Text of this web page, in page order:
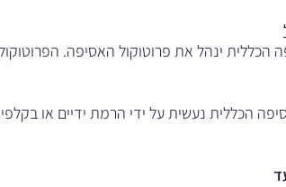
הכללית ינהל את פרוטוקול האסיפה.
הכללית נעשית על ידי הרמת ידיים או